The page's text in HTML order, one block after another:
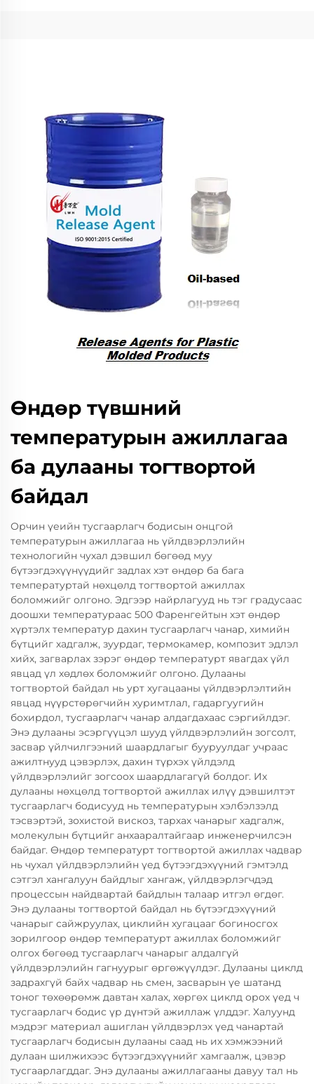
Өндөр түвшний
температурын ажиллагаа
ба дулааны тогтвортой
байдал
Орчин үеийн тусгаарлагч бодисын онцгой
температурын ажиллагаа нь үйлдвэрлэлийн
технологийн чухал дэвшил бөгөөд муу
бүтээгдэхүүнүүдийг задлах хэт өндөр ба бага
температуртай нөхцөлд тогтвортой ажиллах
боломжийг олгоно. Эдгээр найрлагууд нь тэг градусаас
доошхи температураас 500 Фаренгейтын хэт өндөр
хүртэлх температур дахин тусгаарлагч чанар, химийн
бүтцийг хадгалж, зуурдаг, термокамер, композит эдлэл
хийх, загварлах зэрэг өндөр температурт явагдах үйл
явцад үл хөдлөх боломжийг олгоно. Дулааны
тогтвортой байдал нь урт хугацааны үйлдвэрлэлтийн
явцад нүүрстөрөгчийн хуримтлал, гадаргуугийн
бохирдол, тусгаарлагч чанар алдагдахаас сэргийлдэг.
Энэ дулааны эсэргүүцэл шууд үйлдвэрлэлийн зогсолт,
засвар үйлчилгээний шаардлагыг бууруулдаг учраас
ажилтнууд цэвэрлэх, дахин түрхэх үйлдэлд
үйлдвэрлэлийг зогсоох шаардлагагүй болдог. Их
дулааны нөхцөлд тогтвортой ажиллах илүү дэвшилтэт
тусгаарлагч бодисууд нь температурын хэлбэлзэлд
тэсвэртэй, зохистой вискоз, тархах чанарыг хадгалж,
молекулын бүтцийг анхааралтайгаар инженерчилсэн
байдаг. Өндөр температурт тогтвортой ажиллах чадвар
нь чухал үйлдвэрлэлийн үед бүтээгдэхүүний гэмтэлд
сэтгэл хангалуун байдлыг хангаж, үйлдвэрлэгчдэд
процессын найдвартай байдлын талаар итгэл өгдөг.
Энэ дулааны тогтвортой байдал нь бүтээгдэхүүний
чанарыг сайжруулах, циклийн хугацааг богиносгох
зорилгоор өндөр температурт ажиллах боломжийг
олгох бөгөөд тусгаарлагч чанарыг алдалгүй
үйлдвэрлэлийн гагнуурыг өргөжүүлдэг. Дулааны циклд
задрахгүй байх чадвар нь смен, засварын үе шатанд
тоног төхөөрөмж давтан халах, хөргөх циклд орох үед ч
тусгаарлагч бодис үр дүнтэй ажиллаж үлддэг. Халуунд
мэдрэг материал ашиглан үйлдвэрлэх үед чанартай
тусгаарлагч бодисын дулааны саад нь их хэмжээний
дулаан шилжихээс бүтээгдэхүүнийг хамгаалж, цэвэр
тусгаарлагддаг. Энэ дулааны ажиллагааны давуу тал нь